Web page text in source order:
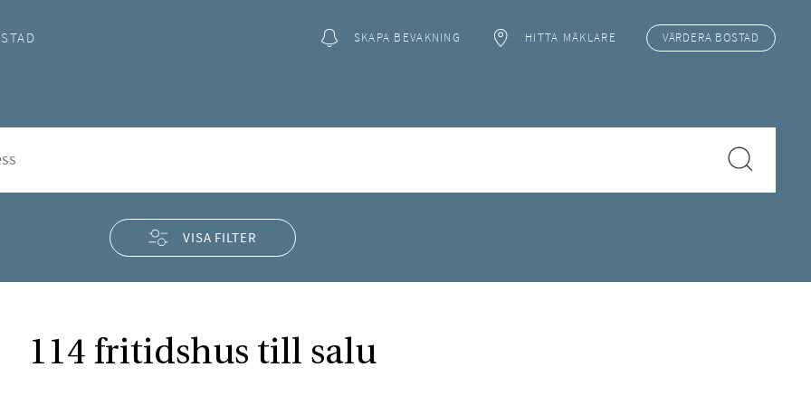
SKAPA BEVAKNING HITTA MÄKLARE VÄRDERA BOSTAD
VISA FILTER
114 fritidshus till salu